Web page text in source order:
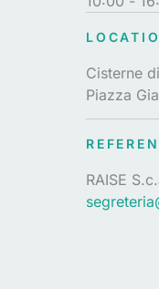
Cisterne
Piazza
RAISE